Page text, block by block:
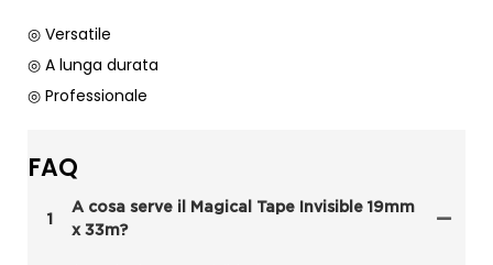
◎ Versatile
◎ A lunga durata
◎ Professionale
FAQ
1
A cosa serve il Magical Tape Invisible 19mm
x 33m?